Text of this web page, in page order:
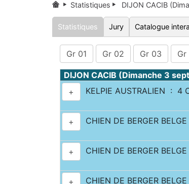
Statistiques DIJON CACIB
Statistiques Jury Catalogue
Gr 01 Gr 02 Gr 03
DIJON CACIB (Dimanche 3
+
KELPIE AUSTRALIEN : 4
+ CHIEN DE BERGER
+ CHIEN DE BERGER
+ CHIEN DE BERGER